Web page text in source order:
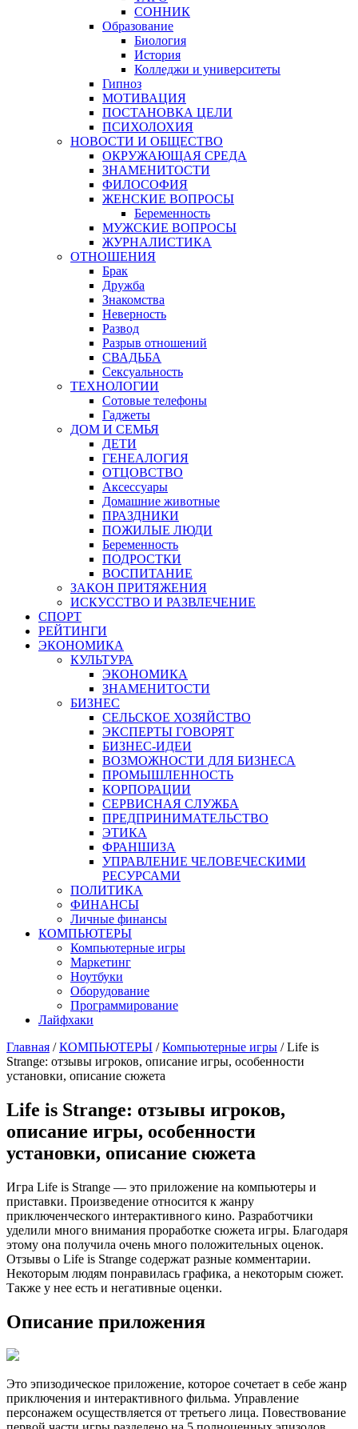
СОННИК
Образование
Биология
История
Колледжи и университеты
Гипноз
МОТИВАЦИЯ
ПОСТАНОВКА ЦЕЛИ
ПСИХОЛОХИЯ
НОВОСТИ И ОБЩЕСТВО
ОКРУЖАЮЩАЯ СРЕДА
ЗНАМЕНИТОСТИ
ФИЛОСОФИЯ
ЖЕНСКИЕ ВОПРОСЫ
Беременность
МУЖСКИЕ ВОПРОСЫ
ЖУРНАЛИСТИКА
ОТНОШЕНИЯ
Брак
Дружба
Знакомства
Неверность
Развод
Разрыв отношений
СВАДЬБА
Сексуальность
ТЕХНОЛОГИИ
Сотовые телефоны
Гаджеты
ДОМ И СЕМЬЯ
ДЕТИ
ГЕНЕАЛОГИЯ
ОТЦОВСТВО
Аксессуары
Домашние животные
ПРАЗДНИКИ
ПОЖИЛЫЕ ЛЮДИ
Беременность
ПОДРОСТКИ
ВОСПИТАНИЕ
ЗАКОН ПРИТЯЖЕНИЯ
ИСКУССТВО И РАЗВЛЕЧЕНИЕ
СПОРТ
РЕЙТИНГИ
ЭКОНОМИКА
КУЛЬТУРА
ЭКОНОМИКА
ЗНАМЕНИТОСТИ
БИЗНЕС
СЕЛЬСКОЕ ХОЗЯЙСТВО
ЭКСПЕРТЫ ГОВОРЯТ
БИЗНЕС-ИДЕИ
ВОЗМОЖНОСТИ ДЛЯ БИЗНЕСА
ПРОМЫШЛЕННОСТЬ
КОРПОРАЦИИ
СЕРВИСНАЯ СЛУЖБА
ПРЕДПРИНИМАТЕЛЬСТВО
ЭТИКА
ФРАНШИЗА
УПРАВЛЕНИЕ ЧЕЛОВЕЧЕСКИМИ
РЕСУРСАМИ
ПОЛИТИКА
ФИНАНСЫ
Личные финансы
КОМПЬЮТЕРЫ
Компьютерные игры
Маркетинг
Ноутбуки
Оборудование
Программирование
Лайфхаки
Главная /КОМПЬЮТЕРЫ /Компьютерные игры /Life is
Strange: отзывы игроков, описание игры, особенности
установки, описание сюжета
Life is Strange: отзывы игроков,
описание игры, особенности
установки, описание сюжета
Игра Life is Strange — это приложение на компьютеры и
приставки. Произведение относится к жанру
приключенческого интерактивного кино. Разработчики
уделили много внимания проработке сюжета игры. Благодаря
этому она получила очень много положительных оценок.
Отзывы о Life is Strange содержат разные комментарии.
Некоторым людям понравилась графика, а некоторым сюжет.
Также у нее есть и негативные оценки.
Описание приложения
Это эпизодическое приложение, которое сочетает в себе жанр
приключения и интерактивного фильма. Управление
персонажем осуществляется от третьего лица. Повествование